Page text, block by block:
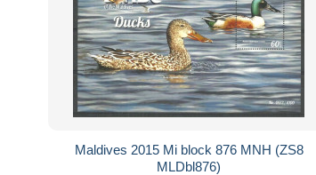
Maldives 2015 Mi block 876 MNH (ZS8
MLDbl876)